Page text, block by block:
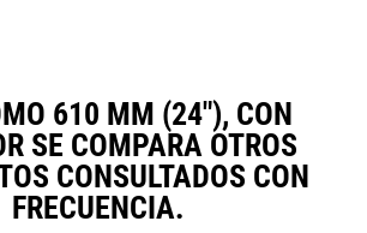
610 MM (24"), CON
SE COMPARA OTROS
CONSULTADOS CON
FRECUENCIA.